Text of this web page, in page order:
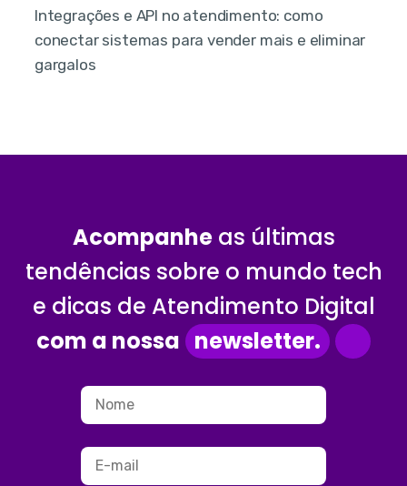
Integrações e API no atendimento: como
conectar sistemas para vender mais e eliminar
gargalos
Acompanheas últimas
tendências sobre o mundo tech
e dicas de Atendimento Digital
com a nossa newsletter.